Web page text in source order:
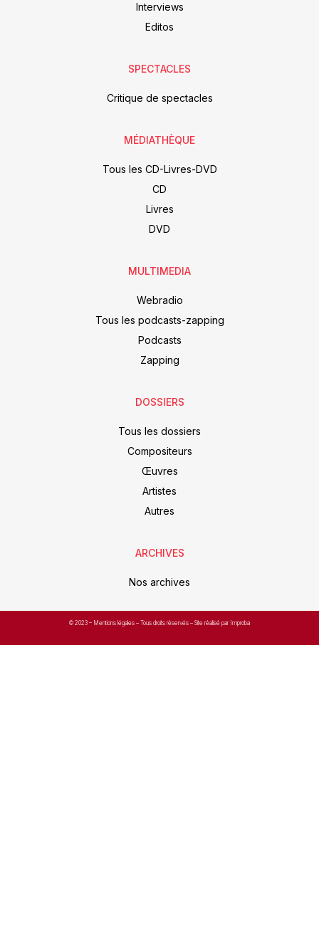
Interviews
Editos
SPECTACLES
Critique de spectacles
MÉDIATHÈQUE
Tous les CD-Livres-DVD
CD
Livres
DVD
MULTIMEDIA
Webradio
Tous les podcasts-zapping
Podcasts
Zapping
DOSSIERS
Tous les dossiers
Compositeurs
Œuvres
Artistes
Autres
ARCHIVES
Nos archives
© 2023 – Mentions légales – Tous droits réservés – Site réalisé par Improba